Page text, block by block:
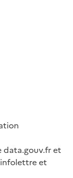
data.gouv.fr et
infolettre et